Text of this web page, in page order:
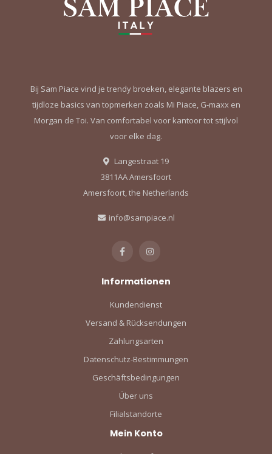
Bij Sam Piace vind je trendy broeken, elegante blazers en
tijdloze basics van topmerken zoals Mi Piace, G-maxx en
Morgan de Toi. Van comfortabel voor kantoor tot stijlvol
voor elke dag.
Langestraat 19
3811AA Amersfoort
Amersfoort, the Netherlands
info@sampiace.nl
Informationen
Kundendienst
Versand & Rücksendungen
Zahlungsarten
Datenschutz-Bestimmungen
Geschäftsbedingungen
Über uns
Filialstandorte
Mein Konto